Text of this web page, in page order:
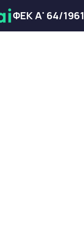
ΦΕΚ Α' 64/1961